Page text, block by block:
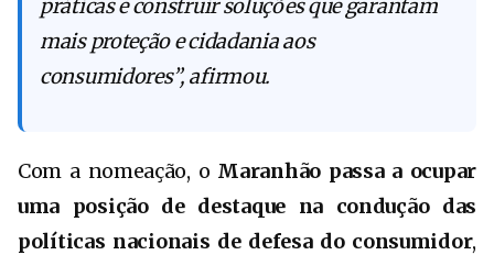
práticas e construir soluções que garantam
mais proteção e cidadania aos
consumidores”, afirmou.
Com a nomeação, o Maranhão passa a ocupar
uma posição de destaque na condução das
políticas nacionais de defesa do consumidor,